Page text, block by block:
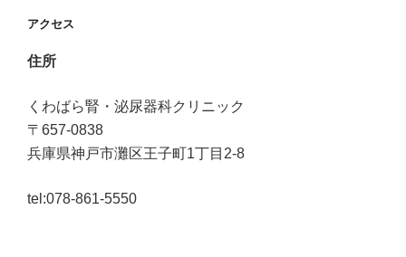
アクセス
住所
くわばら腎・泌尿器科クリニック
〒657-0838
兵庫県神戸市灘区王子町1丁目2-8
tel:078-861-5550